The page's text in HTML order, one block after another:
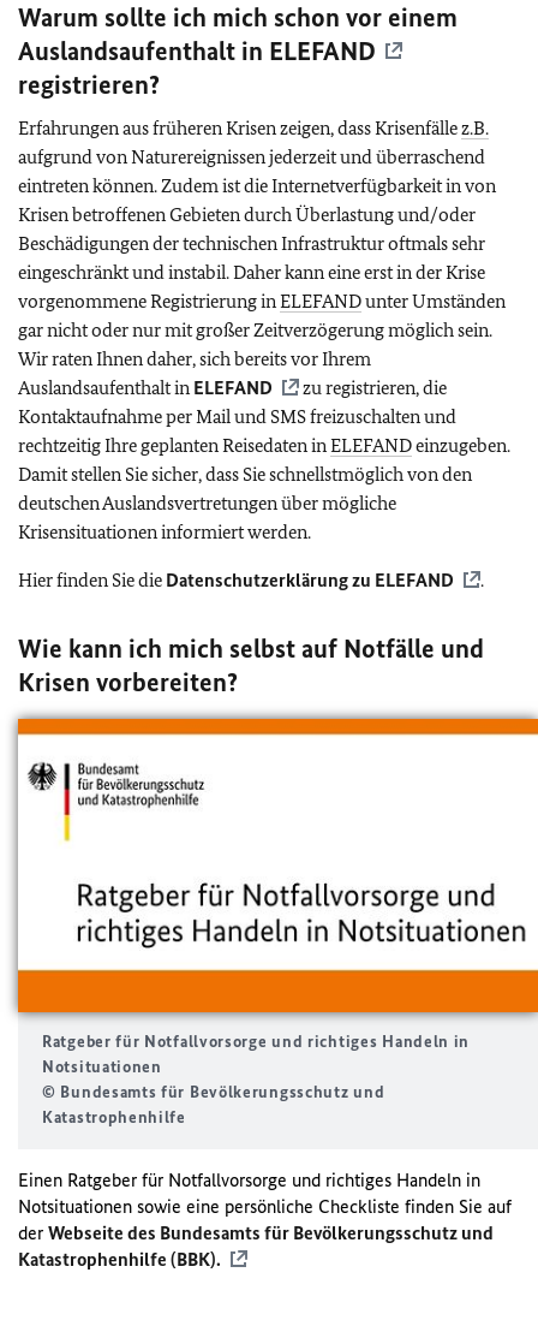
Warum sollte ich mich schon vor einem
Auslandsaufenthalt in ELEFAND
registrieren?
Erfahrungen aus früheren Krisen zeigen, dass Krisenfällez.B.
aufgrund von Naturereignissen jederzeit und überraschend
eintreten können. Zudem ist die Internetverfügbarkeit in von
Krisen betroffenen Gebieten durch Überlastung und/oder
Beschädigungen der technischen Infrastruktur oftmals sehr
eingeschränkt und instabil. Daher kann eine erst in der Krise
vorgenommene Registrierung inELEFANDunter Umständen
gar nicht oder nur mit großer Zeitverzögerung möglich sein.
Wir raten Ihnen daher, sich bereits vor Ihrem
Auslandsaufenthalt in ELEFAND
zu registrieren, die
Kontaktaufnahme per Mail und SMS freizuschalten und
rechtzeitig Ihre geplanten Reisedaten inELEFANDeinzugeben.
Damit stellen Sie sicher, dass Sie schnellstmöglich von den
deutschen Auslandsvertretungen über mögliche
Krisensituationen informiert werden.
Hier finden Sie die Datenschutzerklärung zu ELEFAND .
Wie kann ich mich selbst auf Notfälle und
Krisen vorbereiten?
Ratgeber für Notfallvorsorge und richtiges Handeln in
Notsituationen
© Bundesamts für Bevölkerungsschutz und
Katastrophenhilfe
Einen Ratgeber für Notfallvorsorge und richtiges Handeln in
Notsituationen sowie eine persönliche Checkliste finden Sie auf
der Webseite des Bundesamts für Bevölkerungsschutz und
Katastrophenhilfe (BBK).